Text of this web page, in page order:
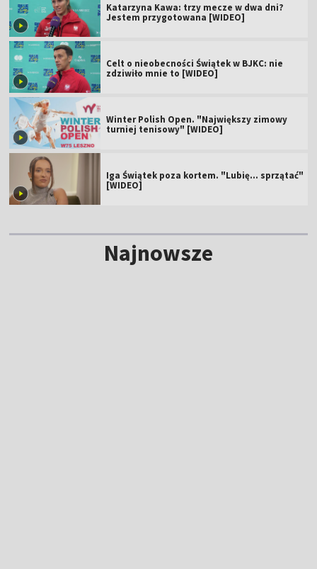
Katarzyna Kawa: trzy mecze w dwa dni?
Jestem przygotowana [WIDEO]
Celt o nieobecności Świątek w BJKC: nie
zdziwiło mnie to [WIDEO]
Winter Polish Open. "Największy zimowy
turniej tenisowy" [WIDEO]
Iga Świątek poza kortem. "Lubię... sprzątać"
[WIDEO]
Najnowsze